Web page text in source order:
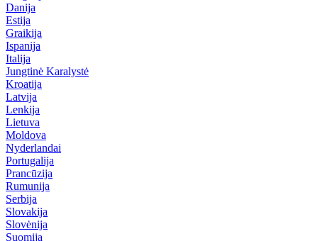
Danija
Estija
Graikija
Ispanija
Italija
Jungtinė Karalystė
Kroatija
Latvija
Lenkija
Lietuva
Moldova
Nyderlandai
Portugalija
Prancūzija
Rumunija
Serbija
Slovakija
Slovėnija
Suomija